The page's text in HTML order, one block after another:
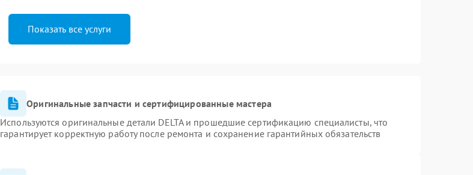
Показать все услуги
Оригинальные запчасти и сертифицированные мастера
Используются оригинальные детали DELTA и прошедшие сертификацию специалисты, что
гарантирует корректную работу после ремонта и сохранение гарантийных обязательств